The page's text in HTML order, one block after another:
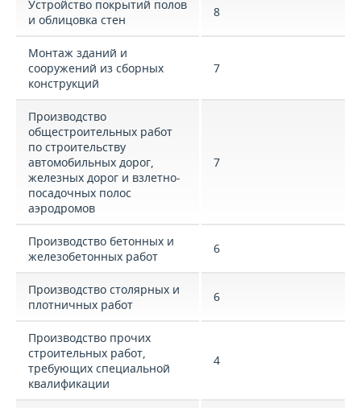
Устройство покрытий полов
и облицовка стен
8
Монтаж зданий и
сооружений из сборных
конструкций
7
Производство
общестроительных работ
по строительству
автомобильных дорог,
железных дорог и взлетно-
посадочных полос
аэродромов
7
Производство бетонных и
железобетонных работ
6
Производство столярных и
плотничных работ
6
Производство прочих
строительных работ,
требующих специальной
квалификации
4